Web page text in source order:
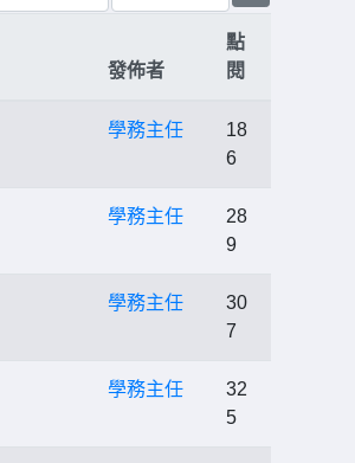
發佈者
點
閱
學務主任
18
6
學務主任
28
9
學務主任
30
7
學務主任
32
5